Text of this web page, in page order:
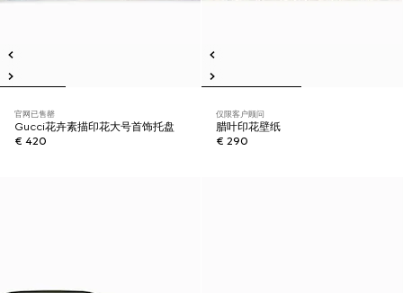
官网已售罄
Gucci花卉素描印花大号首饰托盘
€ 420
仅限客户顾问
腊叶印花壁纸
€ 290